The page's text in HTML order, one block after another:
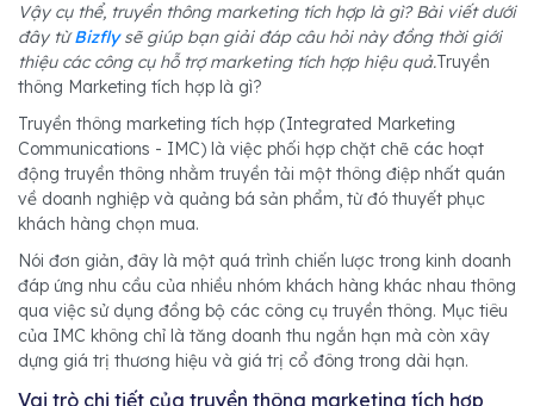
Vậy cụ thể, truyền thông marketing tích hợp là gì? Bài viết dưới
đây từBizflysẽ giúp bạn giải đáp câu hỏi này đồng thời giới
thiệu các công cụ hỗ trợ marketing tích hợp hiệu quả.Truyền
thông Marketing tích hợp là gì?
Truyền thông marketing tích hợp (Integrated Marketing
Communications - IMC) là việc phối hợp chặt chẽ các hoạt
động truyền thông nhằm truyền tải một thông điệp nhất quán
về doanh nghiệp và quảng bá sản phẩm, từ đó thuyết phục
khách hàng chọn mua.
Nói đơn giản, đây là một quá trình chiến lược trong kinh doanh
đáp ứng nhu cầu của nhiều nhóm khách hàng khác nhau thông
qua việc sử dụng đồng bộ các công cụ truyền thông. Mục tiêu
của IMC không chỉ là tăng doanh thu ngắn hạn mà còn xây
dựng giá trị thương hiệu và giá trị cổ đông trong dài hạn.
Vai trò chi tiết của truyền thông marketing tích hợp